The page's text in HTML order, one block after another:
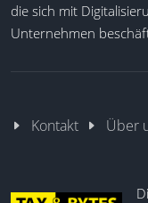
die sich mit
Unternehmen
Kontakt Über